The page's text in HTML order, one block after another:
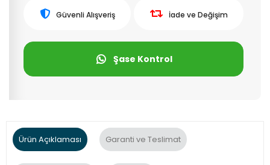
Güvenli Alışveriş İade ve Değişim
Şase Kontrol
Ürün Açıklaması Garanti ve Teslimat